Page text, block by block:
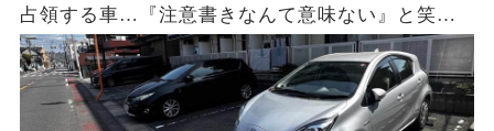
占領する車…『注意書きなんて意味ない』と笑う
持ち主に、私は静かに反撃準備。3枚の写真と記録
が揃った数日後、状況が一変する…